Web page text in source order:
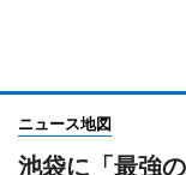
ニュース地図
池袋に「最強